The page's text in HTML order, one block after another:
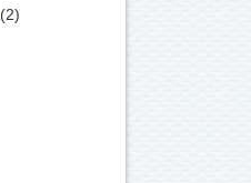
(2)